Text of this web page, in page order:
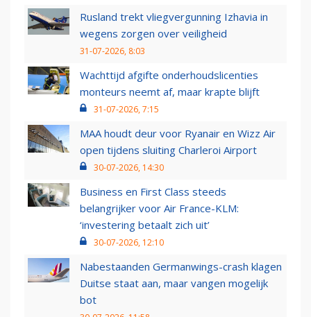
Rusland trekt vliegvergunning Izhavia in
wegens zorgen over veiligheid
31-07-2026, 8:03
Wachttijd afgifte onderhoudslicenties
monteurs neemt af, maar krapte blijft
31-07-2026, 7:15
MAA houdt deur voor Ryanair en Wizz Air
open tijdens sluiting Charleroi Airport
30-07-2026, 14:30
Business en First Class steeds
belangrijker voor Air France-KLM:
‘investering betaalt zich uit’
30-07-2026, 12:10
Nabestaanden Germanwings-crash klagen
Duitse staat aan, maar vangen mogelijk
bot